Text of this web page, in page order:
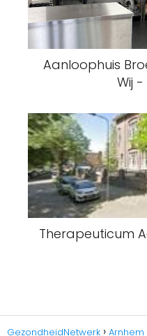
Aanloophuis
Wij
Therapeuticum
GezondheidNetwerk Arnhem